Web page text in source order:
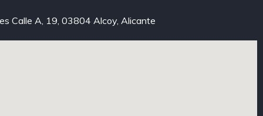
Calle A, 19, 03804 Alcoy, Alicante